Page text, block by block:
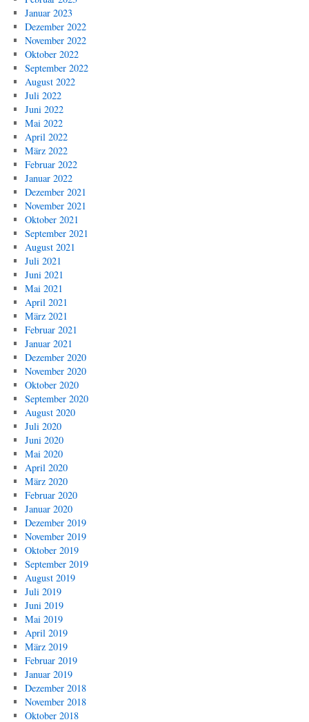
Januar 2023
Dezember 2022
November 2022
Oktober 2022
September 2022
August 2022
Juli 2022
Juni 2022
Mai 2022
April 2022
März 2022
Februar 2022
Januar 2022
Dezember 2021
November 2021
Oktober 2021
September 2021
August 2021
Juli 2021
Juni 2021
Mai 2021
April 2021
März 2021
Februar 2021
Januar 2021
Dezember 2020
November 2020
Oktober 2020
September 2020
August 2020
Juli 2020
Juni 2020
Mai 2020
April 2020
März 2020
Februar 2020
Januar 2020
Dezember 2019
November 2019
Oktober 2019
September 2019
August 2019
Juli 2019
Juni 2019
Mai 2019
April 2019
März 2019
Februar 2019
Januar 2019
Dezember 2018
November 2018
Oktober 2018